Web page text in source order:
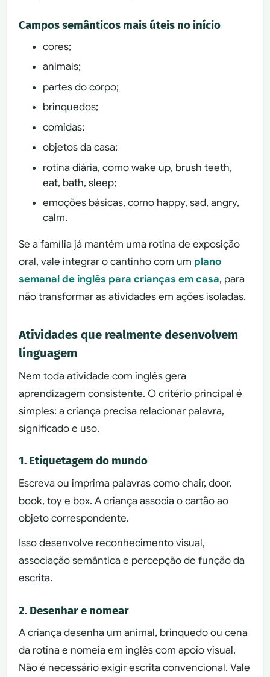
Campos semânticos mais úteis no início
cores;
animais;
partes do corpo;
brinquedos;
comidas;
objetos da casa;
rotina diária, como wake up, brush teeth,
eat, bath, sleep;
emoções básicas, como happy, sad, angry,
calm.
Se a família já mantém uma rotina de exposição
oral, vale integrar o cantinho com um plano
semanal de inglês para crianças em casa, para
não transformar as atividades em ações isoladas.
Atividades que realmente desenvolvem
linguagem
Nem toda atividade com inglês gera
aprendizagem consistente. O critério principal é
simples: a criança precisa relacionar palavra,
significado e uso.
1. Etiquetagem do mundo
Escreva ou imprima palavras como chair, door,
book, toy e box. A criança associa o cartão ao
objeto correspondente.
Isso desenvolve reconhecimento visual,
associação semântica e percepção de função da
escrita.
2. Desenhar e nomear
A criança desenha um animal, brinquedo ou cena
da rotina e nomeia em inglês com apoio visual.
Não é necessário exigir escrita convencional. Vale